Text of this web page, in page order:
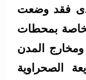
فقد وضعت
بمحطات
المدن
الصحراوية